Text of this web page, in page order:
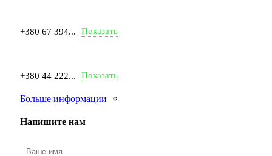
+380 67 394... Показать
+380 44 222... Показать
Больше информации
Напишите нам